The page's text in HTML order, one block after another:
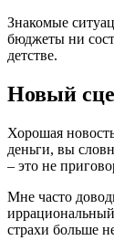
Знакомые
бюджеты ни
детстве.
Новый
Хорошая
деньги, вы
– это не
Мне часто
страхи больше